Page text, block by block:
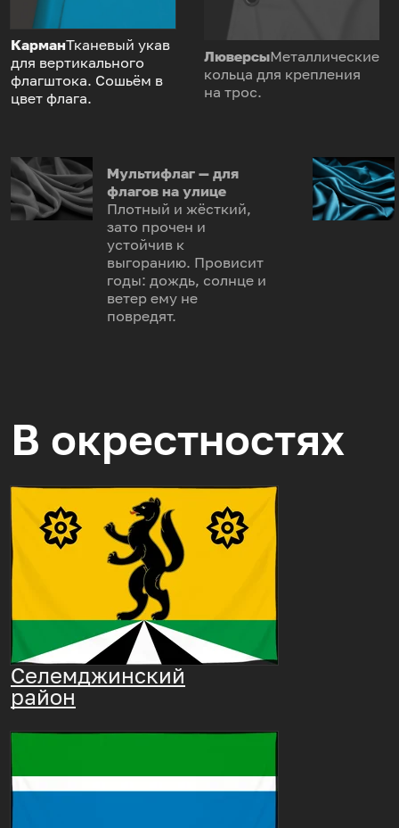
КарманТканевый укав
для вертикального
флагштока. Сошьём в
цвет флага.
ЛюверсыМеталлические
кольца для крепления
на трос.
Мультифлаг — для
флагов на улице
Плотный и жёсткий,
зато прочен и
устойчив к
выгоранию. Провисит
годы: дождь, солнце и
ветер ему не
повредят.
В окрестностях
Селемджинский
район